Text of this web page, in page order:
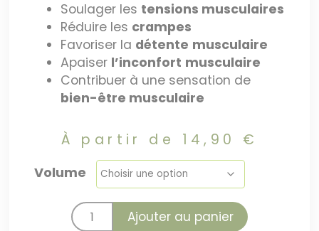
Soulager les tensions musculaires
Réduire les crampes
Favoriser la détente musculaire
Apaiser l’inconfort musculaire
Contribuer à une sensation de
bien-être musculaire
À partir de 14,90 €
Volume
Ajouter au panier